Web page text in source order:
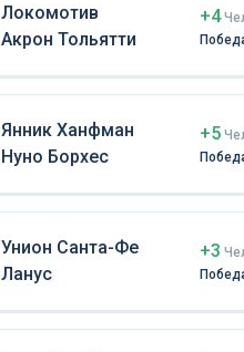
Локомотив
Акрон Тольятти
+4
Янник Ханфман
Нуно Борхес
+5
Унион Санта-Фе
Ланус
+3